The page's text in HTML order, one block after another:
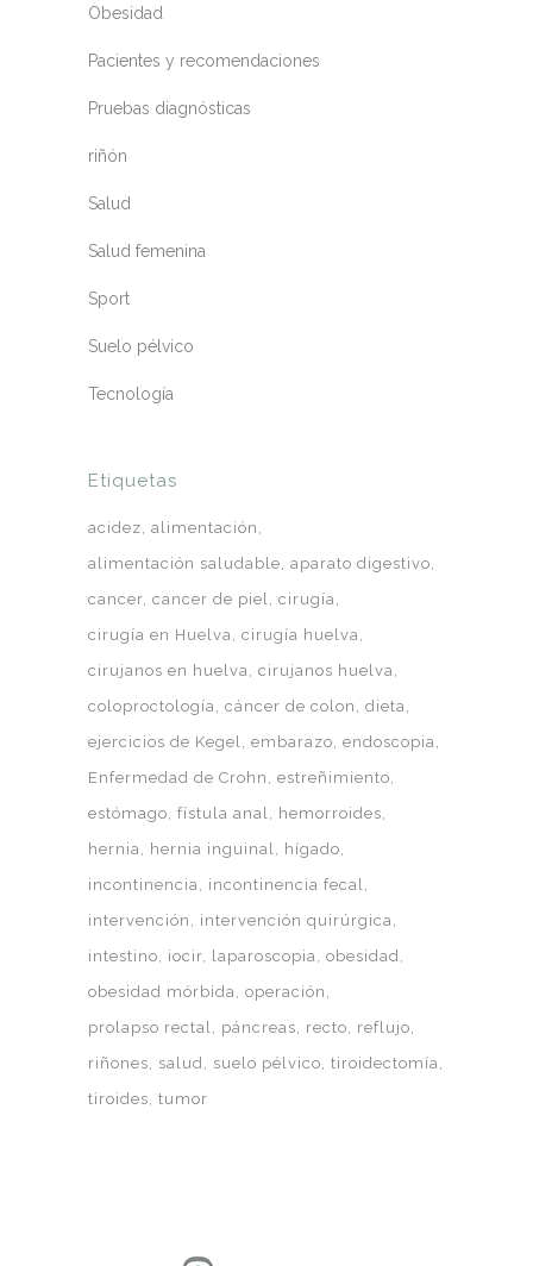
Obesidad
Pacientes y recomendaciones
Pruebas diagnósticas
riñón
Salud
Salud femenina
Sport
Suelo pélvico
Tecnología
Etiquetas
acidez alimentación
alimentación saludable aparato digestivo
cancer cancer de piel
cirugía
cirugía en Huelva
cirugía huelva
cirujanos en huelva
cirujanos huelva
coloproctología
cáncer de colon
dieta
ejercicios de Kegel
embarazo endoscopia
Enfermedad de Crohn
estreñimiento
estómago fístula anal
hemorroides
hernia
hernia inguinal
hígado
incontinencia
incontinencia fecal
intervención
intervención quirúrgica
intestino
iocir laparoscopia
obesidad
obesidad mórbida
operación
prolapso rectal
páncreas recto
reflujo
riñones
salud suelo pélvico tiroidectomía
tiroides tumor